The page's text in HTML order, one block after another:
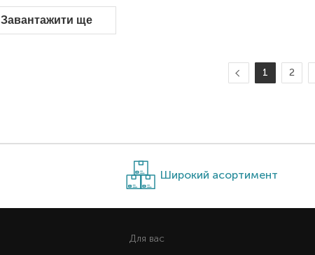
Завантажити ще
1 2
Широкий асортимент
Для вас